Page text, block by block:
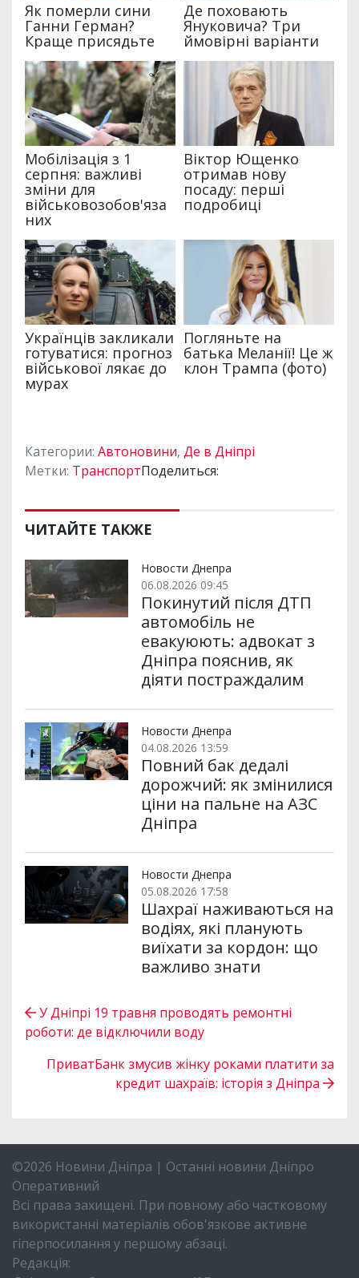
Категории: Автоновини, Де в Дніпрі
Метки: ТранспортПоделиться:
ЧИТАЙТЕ ТАКЖЕ
Новости Днепра
06.08.2026 09:45
Покинутий після ДТП
автомобіль не
евакуюють: адвокат з
Дніпра пояснив, як
діяти постраждалим
Новости Днепра
04.08.2026 13:59
Повний бак дедалі
дорожчий: як змінилися
ціни на пальне на АЗС
Дніпра
Новости Днепра
05.08.2026 17:58
Шахраї наживаються на
водіях, які планують
виїхати за кордон: що
важливо знати
У Дніпрі 19 травня проводять ремонтні
роботи: де відключили воду
ПриватБанк змусив жінку роками платити за
кредит шахраїв: історія з Дніпра
©2026 Новини Дніпра | Останні новини Дніпро
Оперативний
Всі права захищені. При повному або частковому
використанні матеріалів обов'язкове активне
гіперпосилання у першому абзаці.
Редакція: